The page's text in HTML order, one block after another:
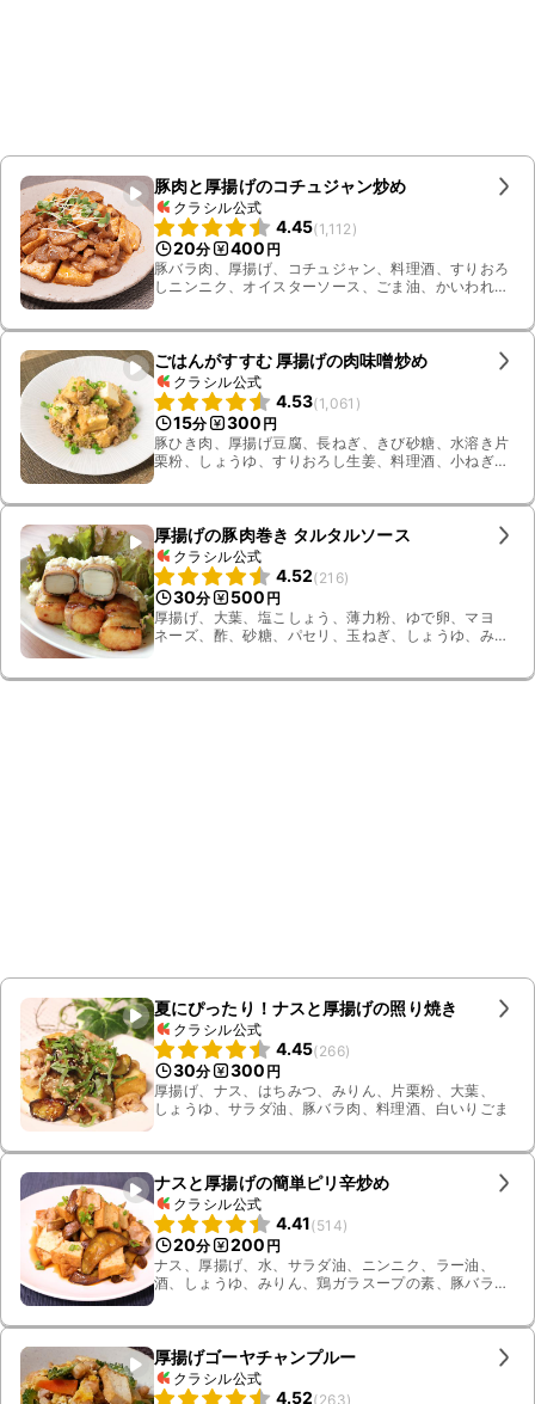
豚肉と厚揚げのコチュジャン炒め
クラシル公式
4.45(1,112 )
20分 400 円
豚バラ肉、厚揚げ、コチュジャン、料理酒、すりおろ
しニンニク、オイスターソース、ごま油、かいわれ大
ごはんがすすむ 厚揚げの肉味噌炒め
クラシル公式
4.53(1,061 )
15分 300 円
豚ひき肉、厚揚げ豆腐、長ねぎ、きび砂糖、水溶き片
栗粉、しょうゆ、すりおろし生姜、料理酒、小ねぎ、
厚揚げの豚肉巻き タルタルソース
クラシル公式
4.52(216)
30分 500 円
厚揚げ、大葉、塩こしょう、薄力粉、ゆで卵、マヨ
ネーズ、酢、砂糖、パセリ、玉ねぎ、しょうゆ、みり
夏にぴったり！ナスと厚揚げの照り焼き
クラシル公式
4.45(266)
30分 300 円
厚揚げ、ナス、はちみつ、みりん、片栗粉、大葉、
しょうゆ、サラダ油、豚バラ肉、料理酒、白いりごま
ナスと厚揚げの簡単ピリ辛炒め
クラシル公式
4.41(514)
20分 200 円
ナス、厚揚げ、水、サラダ油、ニンニク、ラー油、
酒、しょうゆ、みりん、鶏ガラスープの素、豚バラ
厚揚げゴーヤチャンプルー
クラシル公式
4.52(263)